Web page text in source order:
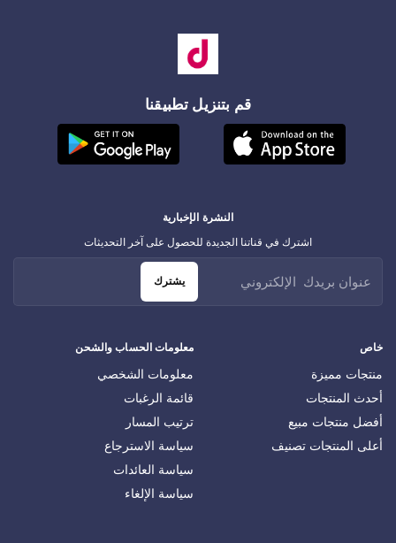
قم بتنزيل تطبيقنا
خاص
منتجات مميزة
أحدث المنتجات
أفضل منتجات مبيع
أعلى المنتجات تصنيف
معلومات الحساب والشحن
معلومات الشخصي
قائمة الرغبات
ترتيب المسار
سياسة الاسترجاع
سياسة العائدات
سياسة الإلغاء
النشرة الإخبارية
اشترك في قناتنا الجديدة للحصول على آخر التحديثات
يشترك